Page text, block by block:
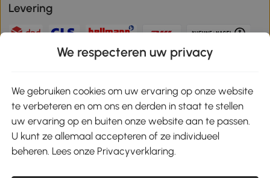
Levering
Veilige betaling
Download de app en ontvang 10% korting!
Google Play
We respecteren uw privacy
We gebruiken cookies om uw ervaring op onze website
te verbeteren en om ons en derden in staat te stellen
uw ervaring op en buiten onze website aan te passen.
U kunt ze allemaal accepteren of ze individueel
beheren. Lees onze Privacyverklaring.